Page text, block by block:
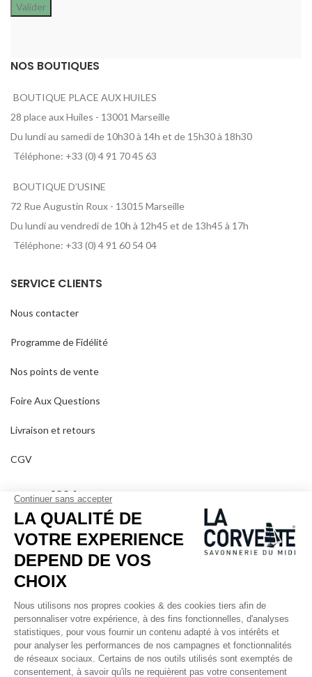
NOS BOUTIQUES
BOUTIQUE PLACE AUX HUILES
28 place aux Huiles - 13001 Marseille
Du lundi au samedi de 10h30 à 14h et de 15h30 à 18h30
Téléphone: +33 (0) 4 91 70 45 63
BOUTIQUE D’USINE
72 Rue Augustin Roux - 13015 Marseille
Du lundi au vendredi de 10h à 12h45 et de 13h45 à 17h
Téléphone: +33 (0) 4 91 60 54 04
SERVICE CLIENTS
Nous contacter
Programme de Fidélité
Nos points de vente
Foire Aux Questions
Livraison et retours
CGV
DEPUIS 1894
Qui sommes-nous ?
Savons personnalisés
Visiter le musée
Dans les médias
Salle de séminaire
Mentions légales